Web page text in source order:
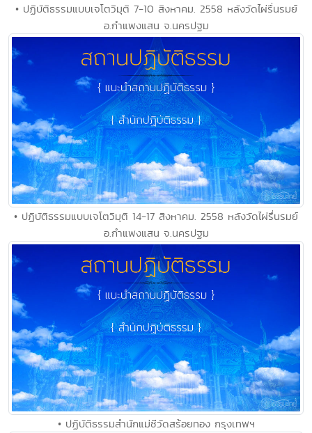
• ปฏิบัติธรรมแบบเจโตวิมุติ 7-10 สิงหาคม. 2558 หลังวัดไผ่รื่นรมย์
อ.กำแพงแสน จ.นครปฐม
• ปฏิบัติธรรมแบบเจโตวิมุติ 14-17 สิงหาคม. 2558 หลังวัดไผ่รื่นรมย์
อ.กำแพงแสน จ.นครปฐม
• ปฏิบัติธรรมสำนักแม่ชีวัดสร้อยทอง กรุงเทพฯ